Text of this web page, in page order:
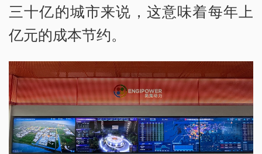
三十亿的城市来说，这意味着每年上
亿元的成本节约。